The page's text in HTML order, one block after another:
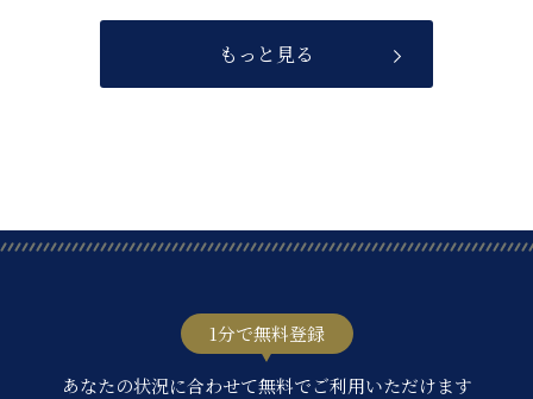
もっと見る
1分で無料登録
あなたの状況に合わせて無料でご利用いただけます